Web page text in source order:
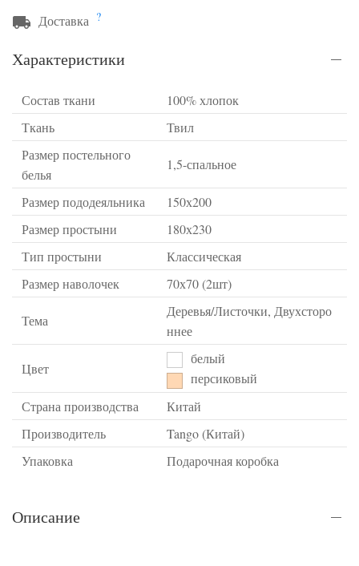
Доставка ?
Характеристики
Состав ткани
100% хлопок
Ткань
Твил
Размер постельного
белья
1,5-спальное
Размер пододеяльника
150х200
Размер простыни
180х230
Тип простыни
Классическая
Размер наволочек
70х70 (2шт)
Тема
Деревья/Листочки, Двухсторо
ннее
Цвет
белый
персиковый
Страна производства
Китай
Производитель
Tango (Китай)
Упаковка
Подарочная коробка
Описание